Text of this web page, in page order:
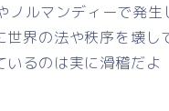
ルマンディーで発生
界の法や秩序を壊し
るのは実に滑稽だよ